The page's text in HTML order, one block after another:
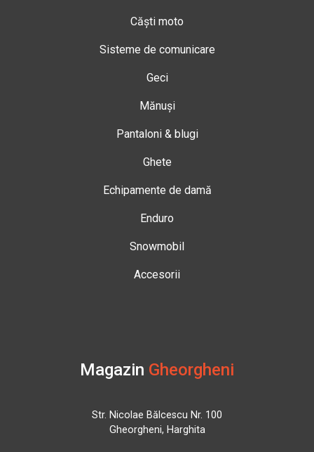
Căști moto
Sisteme de comunicare
Geci
Mănuși
Pantaloni & blugi
Ghete
Echipamente de damă
Enduro
Snowmobil
Accesorii
Magazin Gheorgheni
Str. Nicolae Bălcescu Nr. 100
Gheorgheni, Harghita